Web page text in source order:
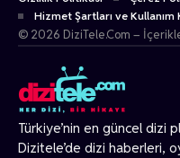
Türkiye’nin en güncel dizi
Dizitele’de dizi haberleri,
Hizmet Şartları ve Kullanım
© 2026 DiziTele.Com –